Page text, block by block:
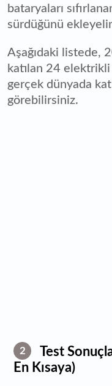
bataryaları
sürdüğünü
Aşağıdaki listede,
katılan 24
gerçek dünyada
görebilirsiniz.
2
Test
En Kısaya)